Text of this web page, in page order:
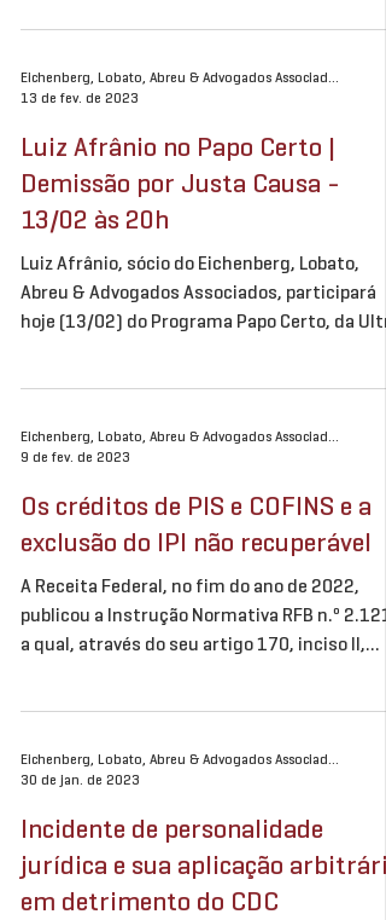
Eichenberg, Lobato, Abreu & Advogados Associados
13 de fev. de 2023
Luiz Afrânio no Papo Certo |
Demissão por Justa Causa -
13/02 às 20h
Luiz Afrânio, sócio do Eichenberg, Lobato,
Abreu & Advogados Associados, participará
hoje (13/02) do Programa Papo Certo, da
Eichenberg, Lobato, Abreu & Advogados Associados
9 de fev. de 2023
Os créditos de PIS e COFINS e a
exclusão do IPI não recuperável
A Receita Federal, no fim do ano de 2022,
publicou a Instrução Normativa RFB n.º 2.121,
a qual, através do seu artigo 170, inciso II,...
Eichenberg, Lobato, Abreu & Advogados Associados
30 de jan. de 2023
Incidente de personalidade
jurídica e sua aplicação arbitrária
em detrimento do CDC